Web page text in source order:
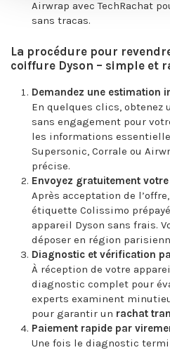
Airwrap avec TechRachat
sans tracas.
La procédure pour
coiffure Dyson – simple et
Demandez une estimation
En quelques clics, obtenez
sans engagement pour
les informations
Supersonic, Corrale ou
précise.
Envoyez gratuitement
Après acceptation de
étiquette Colissimo
appareil Dyson sans frais.
déposer en région
Diagnostic et vérification
À réception de votre
diagnostic complet pour
experts examinent
pour garantir un rachat
Paiement rapide par
Une fois le diagnostic